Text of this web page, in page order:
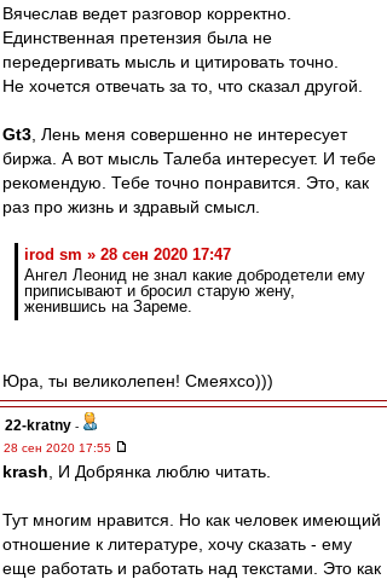
Вячеслав ведет разговор корректно.
Единственная претензия была не
передергивать мысль и цитировать точно.
Не хочется отвечать за то, что сказал другой.
Gt3 , Лень меня совершенно не интересует
биржа. А вот мысль Талеба интересует. И тебе
рекомендую. Тебе точно понравится. Это, как
раз про жизнь и здравый смысл.
irod sm » 28 сен 2020 17:47
Ангел Леонид не знал какие добродетели ему
приписывают и бросил старую жену,
женившись на Зареме.
Юра, ты великолепен! Смеяхсо)))
22-kratny -
28 сен 2020 17:55
krash , И Добрянка люблю читать.
Тут многим нравится. Но как человек имеющий
отношение к литературе, хочу сказать - ему
еще работать и работать над текстами. Это как